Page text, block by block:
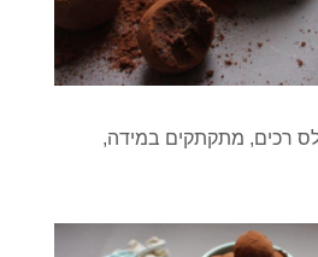
רכים, מתקתקים במידה,